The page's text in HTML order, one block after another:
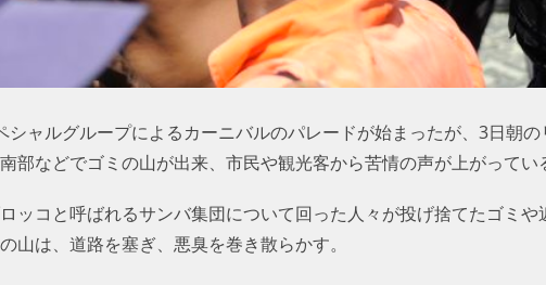
シャルグループによるカーニバルのパレードが始まったが、3日朝
部などでゴミの山が出来、市民や観光客から苦情の声が上がってい
ッコと呼ばれるサンバ集団について回った人々が投げ捨てたゴミや
山は、道路を塞ぎ、悪臭を巻き散らかす。